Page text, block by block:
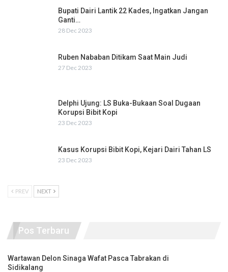
Bupati Dairi Lantik 22 Kades, Ingatkan Jangan
Ganti…
28 Dec 2023
Ruben Nababan Ditikam Saat Main Judi
27 Dec 2023
Delphi Ujung: LS Buka-Bukaan Soal Dugaan
Korupsi Bibit Kopi
23 Dec 2023
Kasus Korupsi Bibit Kopi, Kejari Dairi Tahan LS
23 Dec 2023
PREV NEXT
Pos Terbaru
Wartawan Delon Sinaga Wafat Pasca Tabrakan di
Sidikalang